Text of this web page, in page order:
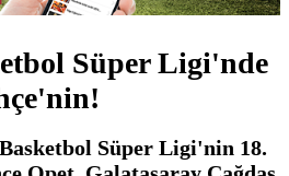
Süper Ligi'nde
Süper Ligi'nin 18.